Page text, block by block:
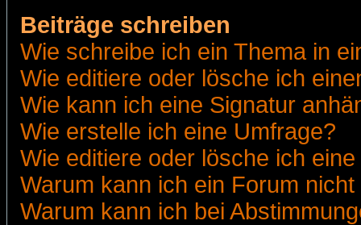
Beiträge schreiben
Wie schreibe ich ein Thema in
Wie editiere oder lösche ich
Wie kann ich eine Signatur
Wie erstelle ich eine Umfrage?
Wie editiere oder lösche ich
Warum kann ich ein Forum
Warum kann ich bei